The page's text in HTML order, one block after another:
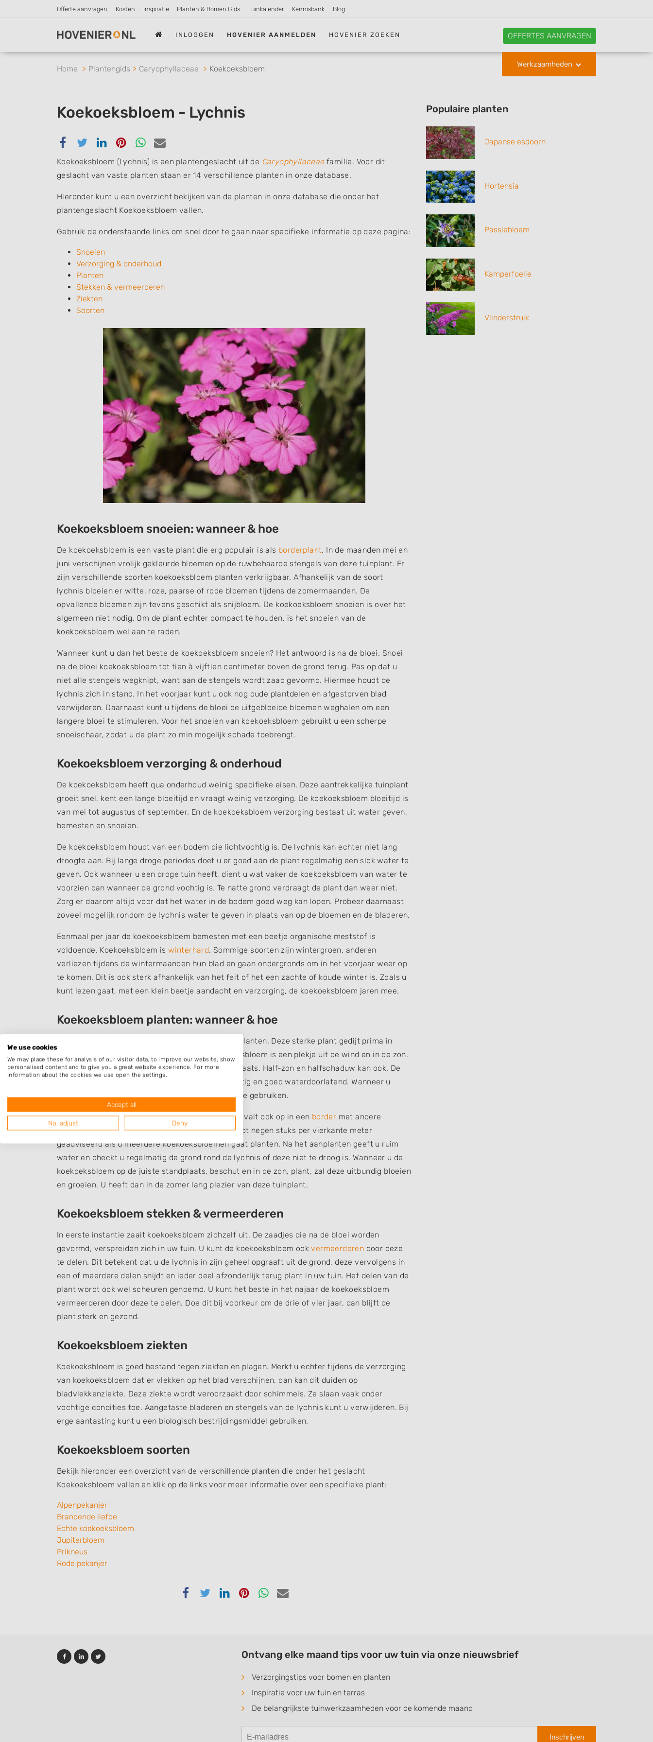
Offerte aanvragen Kosten Inspiratie Planten & Bomen Gids Tuinkalender Kennisbank Blog
INLOGGEN HOVENIER AANMELDEN HOVENIER ZOEKEN OFFERTES AANVRAGEN
Werkzaamheden
Home Plantengids Caryophyllaceae Koekoeksbloem
Koekoeksbloem - Lychnis
Delen
Facebook
Delen
Twitter
Delen
Linkedin
Delen
Pinterest
Delen
Whatsapp
Delen
email
Koekoeksbloem (Lychnis) is een plantengeslacht uit de Caryophyllaceaefamilie. Voor dit
geslacht van vaste planten staan er 14 verschillende planten in onze database.
Hieronder kunt u een overzicht bekijken van de planten in onze database die onder het
plantengeslacht Koekoeksbloem vallen.
Gebruik de onderstaande links om snel door te gaan naar specifieke informatie op deze pagina:
Snoeien
Verzorging & onderhoud
Planten
Stekken & vermeerderen
Ziekten
Soorten
Koekoeksbloem snoeien: wanneer & hoe
De koekoeksbloem is een vaste plant die erg populair is als borderplant. In de maanden mei en
juni verschijnen vrolijk gekleurde bloemen op de ruwbehaarde stengels van deze tuinplant. Er
zijn verschillende soorten koekoeksbloem planten verkrijgbaar. Afhankelijk van de soort
lychnis bloeien er witte, roze, paarse of rode bloemen tijdens de zomermaanden. De
opvallende bloemen zijn tevens geschikt als snijbloem. De koekoeksbloem snoeien is over het
algemeen niet nodig. Om de plant echter compact te houden, is het snoeien van de
koekoeksbloem wel aan te raden.
Wanneer kunt u dan het beste de koekoeksbloem snoeien? Het antwoord is na de bloei. Snoei
na de bloei koekoeksbloem tot tien à vijftien centimeter boven de grond terug. Pas op dat u
niet alle stengels wegknipt, want aan de stengels wordt zaad gevormd. Hiermee houdt de
lychnis zich in stand. In het voorjaar kunt u ook nog oude plantdelen en afgestorven blad
verwijderen. Daarnaast kunt u tijdens de bloei de uitgebloeide bloemen weghalen om een
langere bloei te stimuleren. Voor het snoeien van koekoeksbloem gebruikt u een scherpe
snoeischaar, zodat u de plant zo min mogelijk schade toebrengt.
Koekoeksbloem verzorging & onderhoud
De koekoeksbloem heeft qua onderhoud weinig specifieke eisen. Deze aantrekkelijke tuinplant
groeit snel, kent een lange bloeitijd en vraagt weinig verzorging. De koekoeksbloem bloeitijd is
van mei tot augustus of september. En de koekoeksbloem verzorging bestaat uit water geven,
bemesten en snoeien.
De koekoeksbloem houdt van een bodem die lichtvochtig is. De lychnis kan echter niet lang
droogte aan. Bij lange droge periodes doet u er goed aan de plant regelmatig een slok water te
geven. Ook wanneer u een droge tuin heeft, dient u wat vaker de koekoeksbloem van water te
voorzien dan wanneer de grond vochtig is. Te natte grond verdraagt de plant dan weer niet.
Zorg er daarom altijd voor dat het water in de bodem goed weg kan lopen. Probeer daarnaast
zoveel mogelijk rondom de lychnis water te geven in plaats van op de bloemen en de bladeren.
Eenmaal per jaar de koekoeksbloem bemesten met een beetje organische meststof is
voldoende. Koekoeksbloem iswinterhard. Sommige soorten zijn wintergroen, anderen
verliezen tijdens de wintermaanden hun blad en gaan ondergronds om in het voorjaar weer op
te komen. Dit is ook sterk afhankelijk van het feit of het een zachte of koude winter is. Zoals u
kunt lezen gaat, met een klein beetje aandacht en verzorging, de koekoeksbloem jaren mee.
Koekoeksbloem planten: wanneer & hoe
Het is een uitstekend idee om koekoeksbloem te planten. Deze sterke plant gedijt prima in
onze tuinen. Een goede standplaats voor koekoeksbloem is een plekje uit de wind en in de zon.
De lychnis houdt van een beschutte en zonnige plaats. Half-zon en halfschaduw kan ook. De
ideale bodem is humus- en voedselrijk, licht vochtig en goed waterdoorlatend. Wanneer u
koekoeksbloem gaat platen, kunt u prima tuinaarde gebruiken.
Koekoeksbloem kan solitair geplant worden, maar valt ook op in een border met andere
tuinplanten. Er wordt een plantaantal van zeven tot negen stuks per vierkante meter
geadviseerd als u meerdere koekoeksbloemen gaat planten. Na het aanplanten geeft u ruim
water en checkt u regelmatig de grond rond de lychnis of deze niet te droog is. Wanneer u de
koekoeksbloem op de juiste standplaats, beschut en in de zon, plant, zal deze uitbundig bloeien
en groeien. U heeft dan in de zomer lang plezier van deze tuinplant.
Koekoeksbloem stekken & vermeerderen
In eerste instantie zaait koekoeksbloem zichzelf uit. De zaadjes die na de bloei worden
gevormd, verspreiden zich in uw tuin. U kunt de koekoeksbloem ookvermeerderen door deze
te delen. Dit betekent dat u de lychnis in zijn geheel opgraaft uit de grond, deze vervolgens in
een of meerdere delen snijdt en ieder deel afzonderlijk terug plant in uw tuin. Het delen van de
plant wordt ook wel scheuren genoemd. U kunt het beste in het najaar de koekoeksbloem
vermeerderen door deze te delen. Doe dit bij voorkeur om de drie of vier jaar, dan blijft de
plant sterk en gezond.
Koekoeksbloem ziekten
Koekoeksbloem is goed bestand tegen ziekten en plagen. Merkt u echter tijdens de verzorging
van koekoeksbloem dat er vlekken op het blad verschijnen, dan kan dit duiden op
bladvlekkenziekte. Deze ziekte wordt veroorzaakt door schimmels. Ze slaan vaak onder
vochtige condities toe. Aangetaste bladeren en stengels van de lychnis kunt u verwijderen. Bij
erge aantasting kunt u een biologisch bestrijdingsmiddel gebruiken.
Koekoeksbloem soorten
Bekijk hieronder een overzicht van de verschillende planten die onder het geslacht
Koekoeksbloem vallen en klik op de links voor meer informatie over een specifieke plant:
Alpenpekanjer
Brandende liefde
Echte koekoeksbloem
Jupiterbloem
Prikneus
Rode pekanjer
DelenDelenDelenDelenDelenDelen
Populaire planten
Japanse esdoorn
Hortensia
Passiebloem
Kamperfoelie
Vlinderstruik
Ontvang elke maand tips voor uw tuin via onze nieuwsbrief
Verzorgingstips voor bomen en planten
Inspiratie voor uw tuin en terras
De belangrijkste tuinwerkzaamheden voor de komende maand
Inschrijven
We use cookies
We may place these for analysis of our visitor data, to improve our website, show
personalised content and to give you a great website experience. For more
information about the cookies we use open the settings.
Accept all
No, adjust Deny